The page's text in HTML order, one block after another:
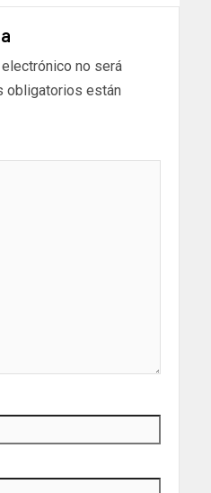
no será
obligatorios están